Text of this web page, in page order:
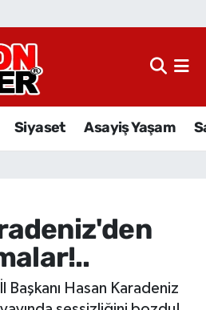
Siyaset Asayiş Yaşam
Başkanı Hasan Karadeniz